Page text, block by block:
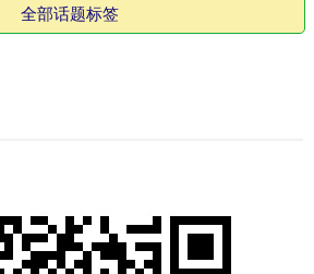
全部话题标签